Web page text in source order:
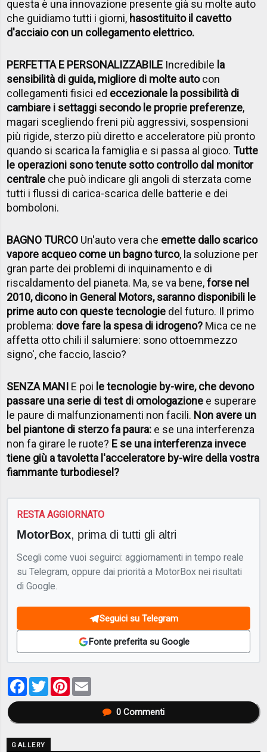
questa è una innovazione presente già su molte auto
che guidiamo tutti i giorni, hasostituito il cavetto
d'acciaio con un collegamento elettrico.
PERFETTA E PERSONALIZZABILE Incredibile la
sensibilità di guida, migliore di molte autocon
collegamenti fisici ed eccezionale la possibilità di
cambiare i settaggi secondo le proprie preferenze,
magari scegliendo freni più aggressivi, sospensioni
più rigide, sterzo più diretto e acceleratore più pronto
quando si scarica la famiglia e si passa al gioco.Tutte
le operazioni sono tenute sotto controllo dal monitor
centrale che può indicare gli angoli di sterzata come
tutti i flussi di carica-scarica delle batterie e dei
bomboloni.
BAGNO TURCO Un'auto vera che emette dallo scarico
vapore acqueo come un bagno turco, la soluzione per
gran parte dei problemi di inquinamento e di
riscaldamento del pianeta. Ma, se va bene,forse nel
2010, dicono in General Motors, saranno disponibili le
prime auto con queste tecnologie del futuro. Il primo
problema: dove fare la spesa di idrogeno? Mica ce ne
affetta otto chili il salumiere: sono ottoemmezzo
signo', che faccio, lascio?
SENZA MANI E poi le tecnologie by-wire, che devono
passare una serie di test di omologazione e superare
le paure di malfunzionamenti non facili. Non avere un
bel piantone di sterzo fa paura: e se una interferenza
non fa girare le ruote? E se una interferenza invece
tiene giù a tavoletta l'acceleratore by-wire della vostra
fiammante turbodiesel?
RESTA AGGIORNATO
MotorBox, prima di tutti gli altri
Scegli come vuoi seguirci: aggiornamenti in tempo reale
su Telegram, oppure dai priorità a MotorBox nei risultati
di Google.
Seguici su Telegram
Fonte preferita su Google
Facebook
TwitterPinterest
0Commenti
GALLERY